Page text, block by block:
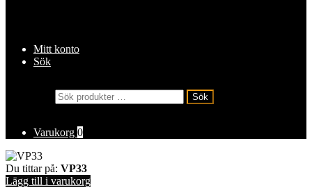
Mitt konto
Sök
Sök
efter:
Sök
Varukorg 0
Du tittar på: VP33
Lägg till i varukorg